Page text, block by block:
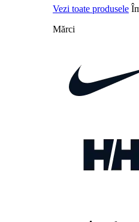
Vezi toate produsele
Mărci